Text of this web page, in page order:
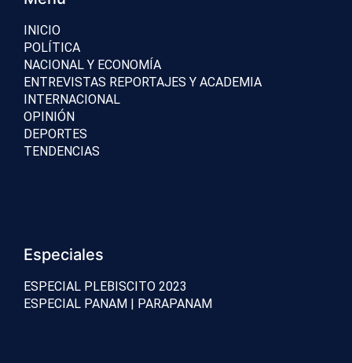
INICIO
POLÍTICA
NACIONAL Y ECONOMÍA
ENTREVISTAS REPORTAJES Y ACADEMIA
INTERNACIONAL
OPINIÓN
DEPORTES
TENDENCIAS
Especiales
ESPECIAL PLEBISCITO 2023
ESPECIAL PANAM | PARAPANAM